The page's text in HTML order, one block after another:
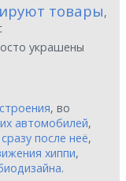
товары,
украшены
, во
автомобилей,
после неё,
хиппи,
.